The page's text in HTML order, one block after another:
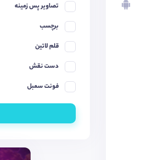
تصاویر پس زمینه
برچسب
قلم لاتین
دست نقش
فونت سمبل